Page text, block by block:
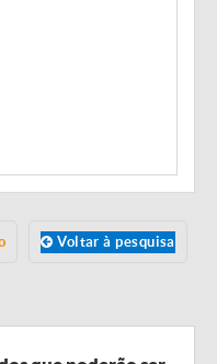
Voltar à pesquisa